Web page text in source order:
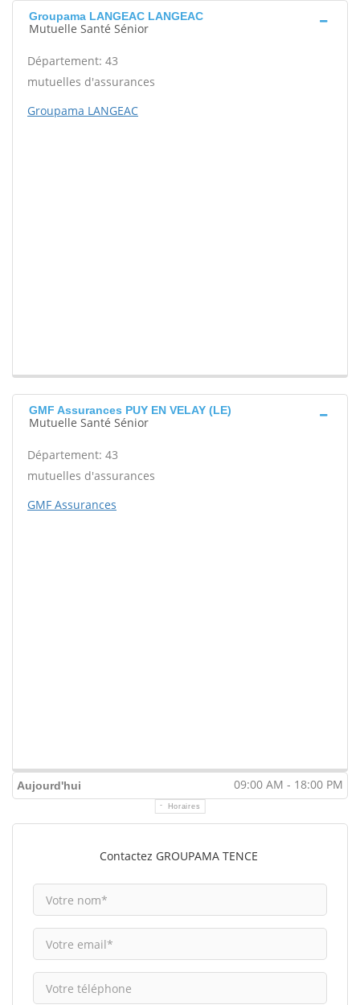
Groupama LANGEAC LANGEAC
Mutuelle Santé Sénior
Département: 43
mutuelles d'assurances
Groupama LANGEAC
GMF Assurances PUY EN VELAY (LE)
Mutuelle Santé Sénior
Département: 43
mutuelles d'assurances
GMF Assurances
Aujourd'hui 09:00 AM - 18:00 PM
Horaires
Contactez GROUPAMA TENCE